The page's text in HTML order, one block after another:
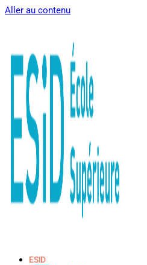
Aller au contenu
ESID